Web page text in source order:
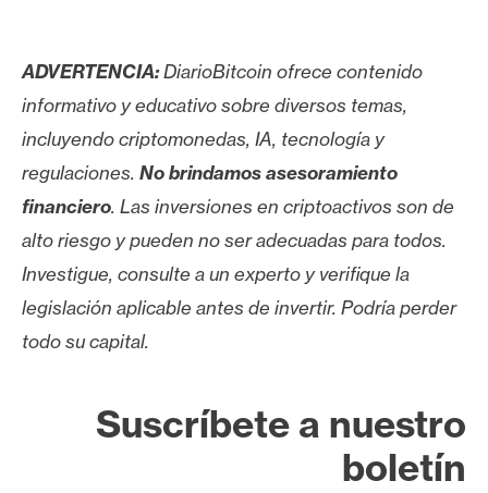
ADVERTENCIA:DiarioBitcoin ofrece contenido
informativo y educativo sobre diversos temas,
incluyendo criptomonedas, IA, tecnología y
regulaciones. No brindamos asesoramiento
financiero. Las inversiones en criptoactivos son de
alto riesgo y pueden no ser adecuadas para todos.
Investigue, consulte a un experto y verifique la
legislación aplicable antes de invertir. Podría perder
todo su capital.
Suscríbete a nuestro
boletín